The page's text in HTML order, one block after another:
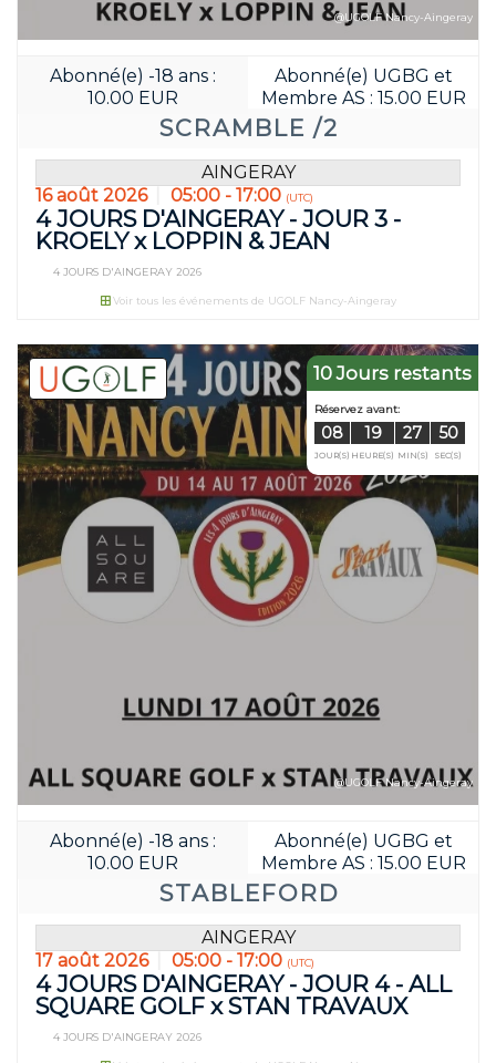
SCRAMBLE /2
Abonné(e) -18 ans :
10.00 EUR
Abonné(e) UGBG et
Membre AS : 15.00 EUR
@UGOLF Nancy-Aingeray
AINGERAY
16 août 2026
05:00 - 17:00 (UTC)
4 JOURS D'AINGERAY - JOUR 3 -
KROELY x LOPPIN & JEAN
4 JOURS D'AINGERAY 2026
Voir tous les événements de UGOLF Nancy-Aingeray
10 Jours restants
STABLEFORD
Abonné(e) -18 ans :
10.00 EUR
Abonné(e) UGBG et
Membre AS : 15.00 EUR
@UGOLF Nancy-Aingeray
AINGERAY
17 août 2026
05:00 - 17:00 (UTC)
4 JOURS D'AINGERAY - JOUR 4 - ALL
SQUARE GOLF x STAN TRAVAUX
4 JOURS D'AINGERAY 2026